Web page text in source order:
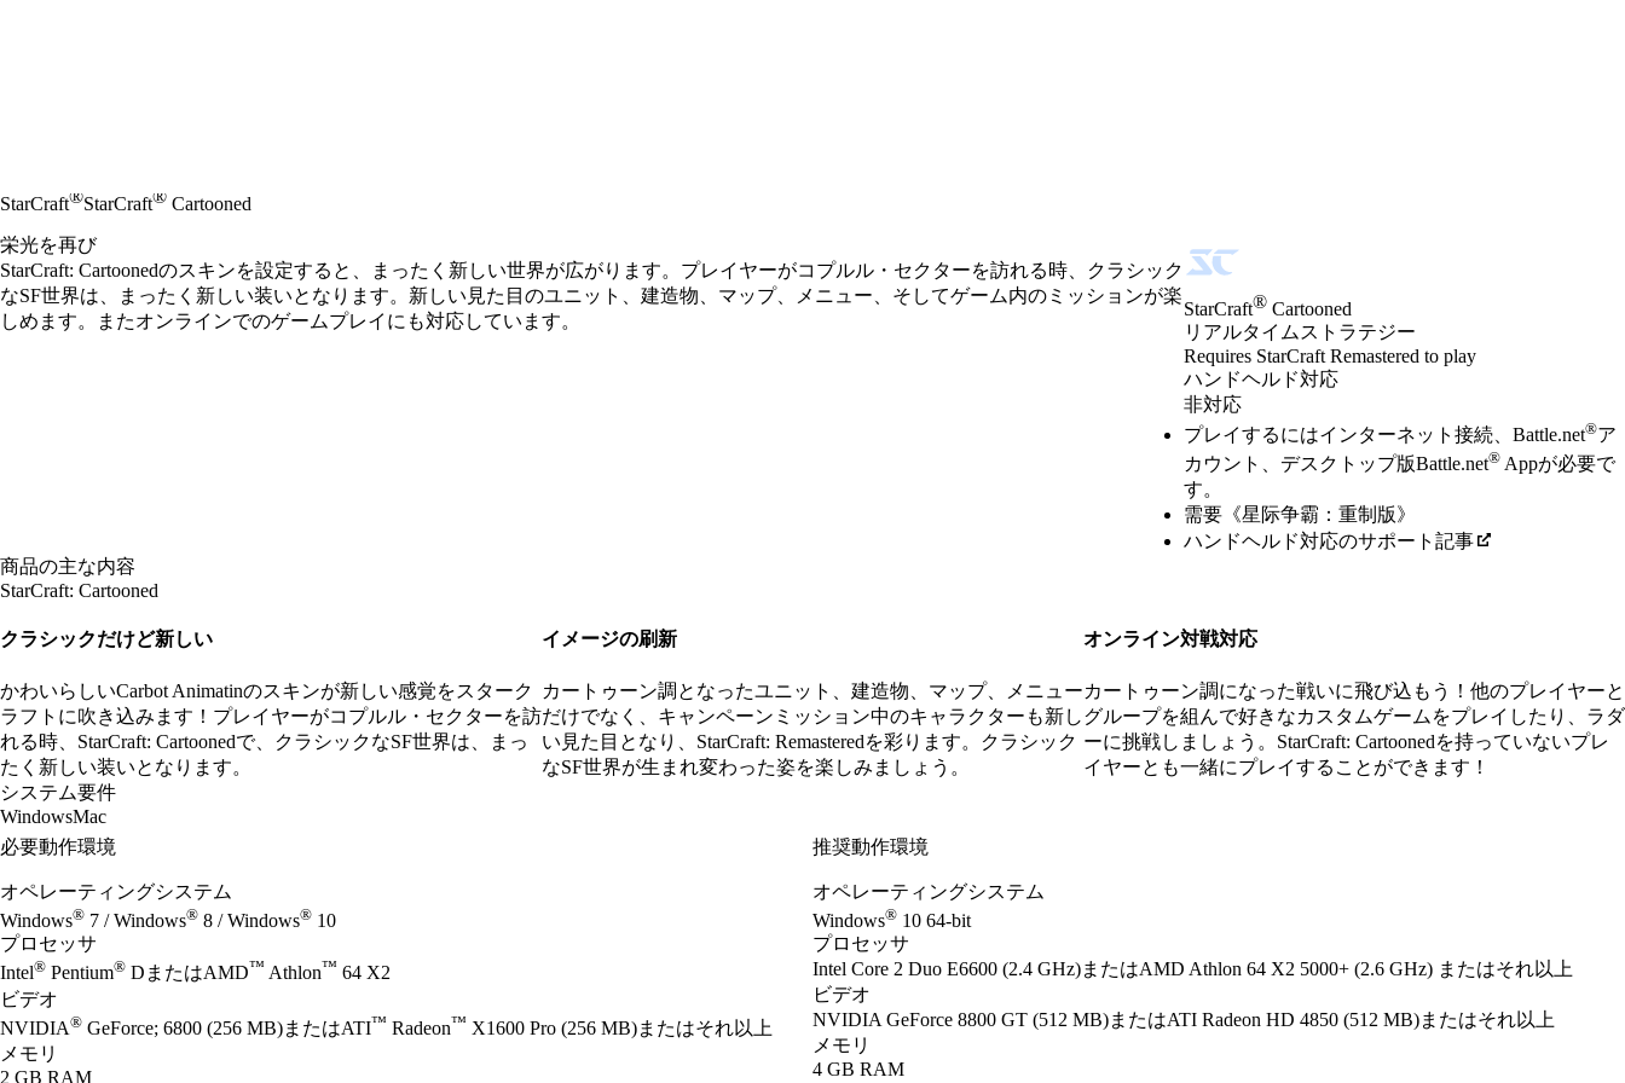
StarCraft®StarCraft® Cartooned
StarCraft® Cartooned
リアルタイムストラテジー
Product Notification
Requires StarCraft Remastered to play
価格
Available actions
ハンドヘルド対応
非対応
プレイするにはインターネット接続、Battle.net®ア
カウント、デスクトップ版Battle.net® Appが必要で
す。
需要《星际争霸：重制版》
ハンドヘルド対応のサポート記事
栄光を再び
StarCraft: Cartoonedのスキンを設定すると、まったく新しい世界が広がります。プレイヤーがコプルル・セクターを訪れる時、クラシック
なSF世界は、まったく新しい装いとなります。新しい見た目のユニット、建造物、マップ、メニュー、そしてゲーム内のミッションが楽
しめます。またオンラインでのゲームプレイにも対応しています。
商品の主な内容
StarCraft: Cartooned
クラシックだけど新しい
かわいらしいCarbot Animatinのスキンが新しい感覚をスターク
ラフトに吹き込みます！プレイヤーがコプルル・セクターを訪
れる時、StarCraft: Cartoonedで、クラシックなSF世界は、まっ
たく新しい装いとなります。
イメージの刷新
カートゥーン調となったユニット、建造物、マップ、メニュー
だけでなく、キャンペーンミッション中のキャラクターも新し
い見た目となり、StarCraft: Remasteredを彩ります。クラシック
なSF世界が生まれ変わった姿を楽しみましょう。
オンライン対戦対応
カートゥーン調になった戦いに飛び込もう！他のプレイヤーと
グループを組んで好きなカスタムゲームをプレイしたり、ラダ
ーに挑戦しましょう。StarCraft: Cartoonedを持っていないプレ
イヤーとも一緒にプレイすることができます！
システム要件
WindowsMac
必要動作環境
オペレーティングシステム
Windows® 7 / Windows® 8 / Windows® 10
プロセッサ
Intel® Pentium® DまたはAMD™ Athlon™ 64 X2
ビデオ
NVIDIA® GeForce; 6800 (256 MB)またはATI™ Radeon™ X1600 Pro (256 MB)またはそれ以上
メモリ
2 GB RAM
推奨動作環境
オペレーティングシステム
Windows® 10 64-bit
プロセッサ
Intel Core 2 Duo E6600 (2.4 GHz)またはAMD Athlon 64 X2 5000+ (2.6 GHz) またはそれ以上
ビデオ
NVIDIA GeForce 8800 GT (512 MB)またはATI Radeon HD 4850 (512 MB)またはそれ以上
メモリ
4 GB RAM